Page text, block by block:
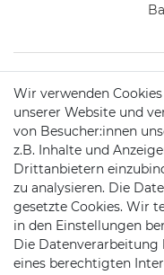
Mail:
Wir verwenden
unserer Website und
von Besucher:innen
z.B. Inhalte und
Drittanbietern
zu analysieren. Die
gesetzte Cookies. Wir
in den Einstellungen
Die
eines berechtigten